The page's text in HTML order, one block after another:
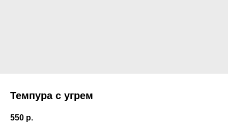
Темпура с угрем
550 р.